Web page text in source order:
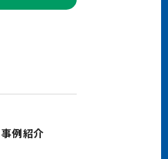
事例紹介